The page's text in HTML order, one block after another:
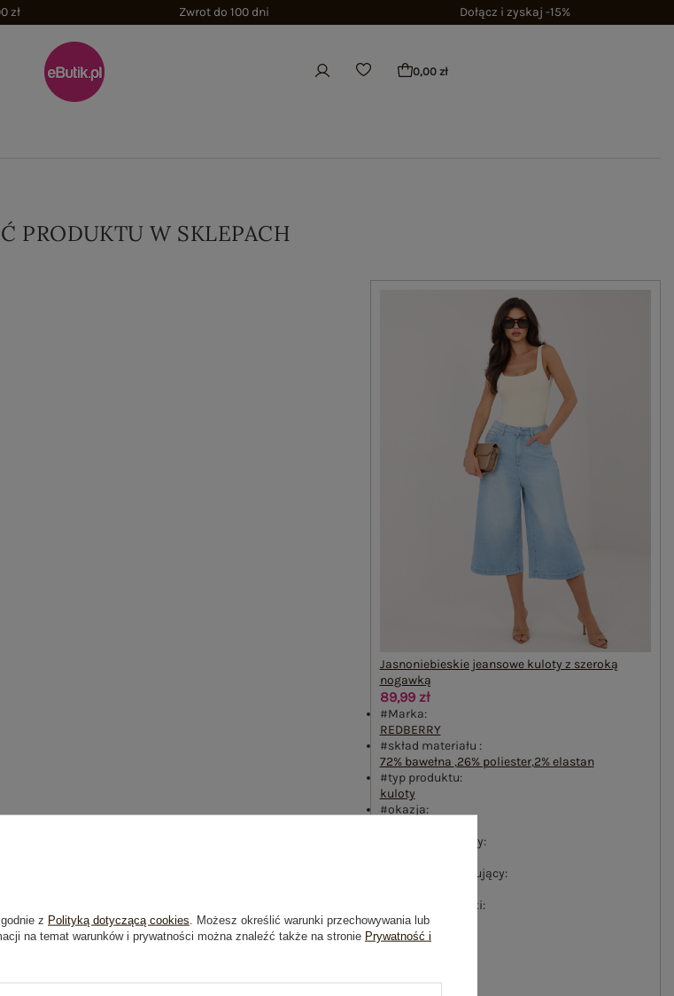
zł Zwrot do 100 dni Dołącz i zyskaj -15%
0,00 zł
PRODUKTU W SKLEPACH
Jasnoniebieskie jeansowe kuloty z szeroką
nogawką
89,99 zł
#Marka:
REDBERRY
#skład materiału :
72% bawełna ,26% poliester,2% elastan
#typ produktu:
kuloty
#okazja:
#wzór dominujący:
#materiał dominujący:
#długość nogawki:
7/8
#styl nogawek:
guziki
z Polityką dotyczącą cookies . Możesz określić warunki przechowywania lub
na temat warunków i prywatności można znaleźć także na stronie Prywatność i